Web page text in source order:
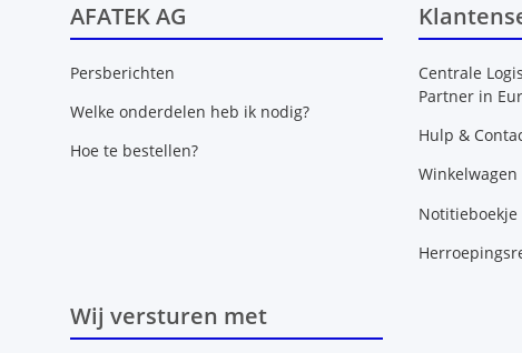
AFATEK AG
Persberichten
Welke onderdelen heb ik nodig?
Hoe te bestellen?
Centrale
Partner in
Hulp &
Winkelwagen
Notitieboekje
Wij versturen met